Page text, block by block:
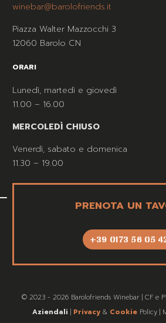
winebar@barolofriends.it
Piazza Walter Mazzocchi 3
12060 Barolo CN
ORARI
Lunedì, martedì e giovedì
11.00 – 16.00
MERCOLEDÌ CHIUSO
Venerdì, sabato e domenica
11.30 – 19.00
PRENOTA UN
+39 0173 56 05
© 2023 - 2026 Barolofriends Winebar | CF e
Aziendali | Privacy & Cookie Policy |